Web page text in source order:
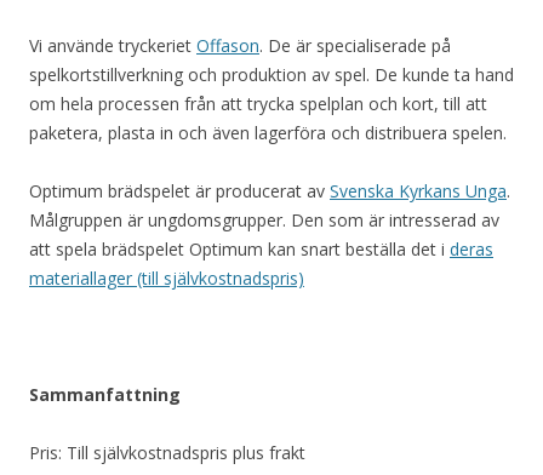
Vi använde tryckeriet Offason. De är specialiserade på
spelkortstillverkning och produktion av spel. De kunde ta hand
om hela processen från att trycka spelplan och kort, till att
paketera, plasta in och även lagerföra och distribuera spelen.
Optimum brädspelet är producerat av Svenska Kyrkans Unga.
Målgruppen är ungdomsgrupper. Den som är intresserad av
att spela brädspelet Optimum kan snart beställa det i deras
materiallager (till självkostnadspris)
Sammanfattning
Pris: Till självkostnadspris plus frakt